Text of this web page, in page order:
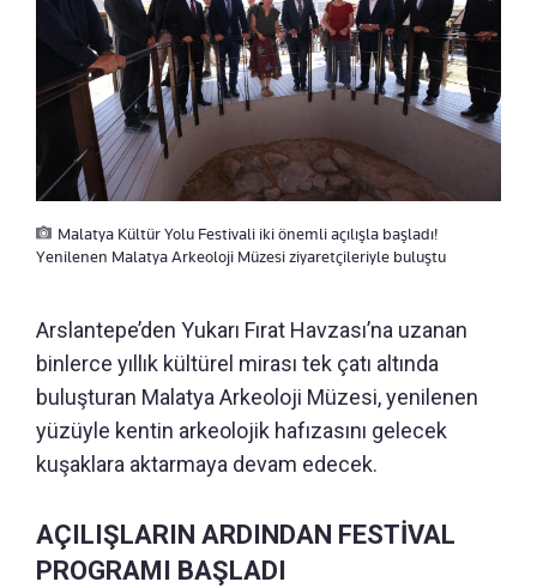
Malatya Kültür Yolu Festivali iki önemli açılışla başladı!
Yenilenen Malatya Arkeoloji Müzesi ziyaretçileriyle buluştu
Arslantepe’den Yukarı Fırat Havzası’na uzanan
binlerce yıllık kültürel mirası tek çatı altında
buluşturan Malatya Arkeoloji Müzesi, yenilenen
yüzüyle kentin arkeolojik hafızasını gelecek
kuşaklara aktarmaya devam edecek.
AÇILIŞLARIN ARDINDAN FESTİVAL
PROGRAMI BAŞLADI